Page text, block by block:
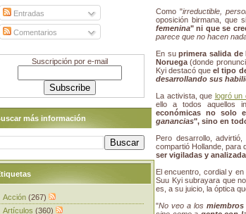
Como "irreductible,
oposición birmana, que
femenina" ni que se
parece que no hacen
En suprimera salida de
Noruega (donde
Kyi destacó queel tipo
desarrollando sus
La activista, que logró un
ello a todos aquellos
económicas no solo
ganancias", sino en
Pero desarrollo, advirtió,
compartió Hollande, para
ser vigiladas y
El encuentro, cordial y
Suu Kyi subrayara que
es, a su juicio, la óptica
"No veo a los miembros
Entradas
Comentarios
Suscripción por e-mail
más información
Acción (267)
Artículos (360)